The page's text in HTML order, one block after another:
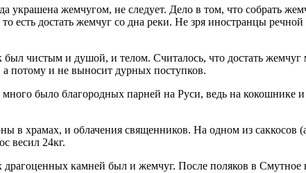
украшена жемчугом, не следует. Дело в том, что собрать
есть достать жемчуг со дна реки. Не зря иностранцы
чистым и душой, и телом. Считалось, что достать
потому и не выносит дурных поступков.
много было благородных парней на Руси, ведь на
в храмах, и облачения священников. На одном из саккосов
весил 24кг.
камней был и жемчуг. После поляков в Смутное